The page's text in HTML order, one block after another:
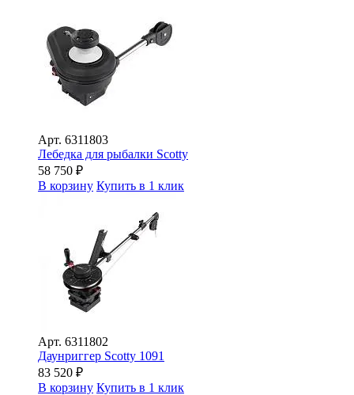
Арт. 6311803
Лебедка для рыбалки Scotty
58 750 ₽
В корзину Купить в 1 клик
Арт. 6311802
Даунриггер Scotty 1091
83 520 ₽
В корзину Купить в 1 клик